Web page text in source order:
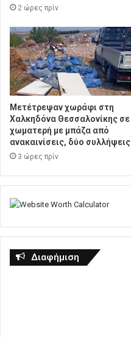
2 ώρες πρίν
Μετέτρεψαν χωράφι στη
Χαλκηδόνα Θεσσαλονίκης σε
χωματερή με μπάζα από
ανακαινίσεις, δύο συλλήψεις
3 ώρες πρίν
Διαφήμιση